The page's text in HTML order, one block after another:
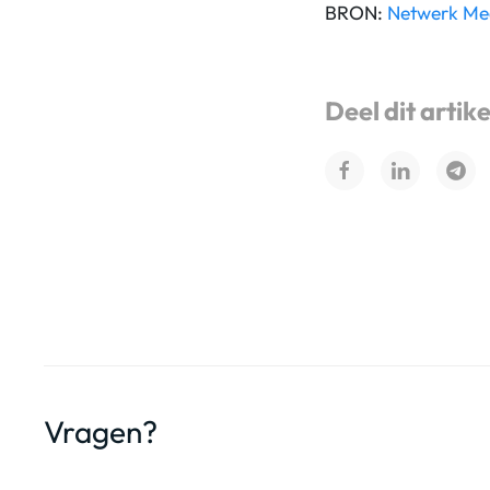
BRON: Netwerk
Deel dit
Vragen?